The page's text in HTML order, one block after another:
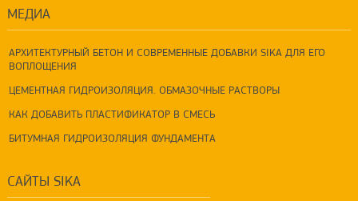
МЕДИА
АРХИТЕКТУРНЫЙ БЕТОН И СОВРЕМЕННЫЕ ДОБАВКИ SIKA ДЛЯ ЕГО
ВОПЛОЩЕНИЯ
ЦЕМЕНТНАЯ ГИДРОИЗОЛЯЦИЯ. ОБМАЗОЧНЫЕ РАСТВОРЫ
КАК ДОБАВИТЬ ПЛАСТИФИКАТОР В СМЕСЬ
БИТУМНАЯ ГИДРОИЗОЛЯЦИЯ ФУНДАМЕНТА
САЙТЫ SIKA